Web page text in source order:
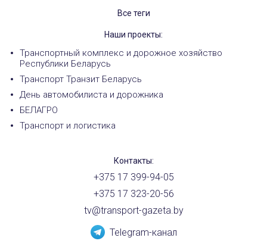
Все теги
Наши проекты:
Транспортный комплекс и дорожное хозяйство
Республики Беларусь
Транспорт Транзит Беларусь
День автомобилиста и дорожника
БЕЛАГРО
Транспорт и логистика
Контакты:
+375 17 399-94-05
+375 17 323-20-56
tv@transport-gazeta.by
Telegram-канал